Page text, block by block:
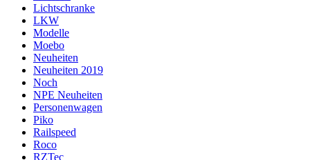
Lichtschranke
LKW
Modelle
Moebo
Neuheiten
Neuheiten 2019
Noch
NPE Neuheiten
Personenwagen
Piko
Railspeed
Roco
RZTec